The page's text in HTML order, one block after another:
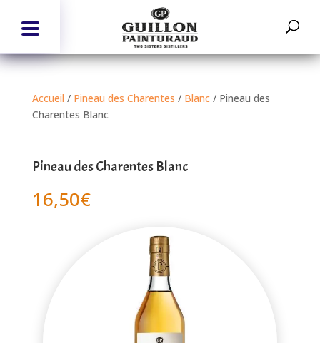
Accueil / Pineau des Charentes / Blanc/ Pineau des
Charentes Blanc
Pineau des Charentes Blanc
16,50€